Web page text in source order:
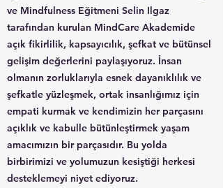
ve Mindfulness Eğitmeni Selin Ilgaz
tarafından kurulan MindCare Akademide
açık fikirlilik, kapsayıcılık, şefkat ve bütünsel
gelişim değerlerini paylaşıyoruz. İnsan
olmanın zorluklarıyla esnek dayanıklılık ve
şefkatle yüzleşmek, ortak insanlığımız için
empati kurmak ve kendimizin her parçasını
açıklık ve kabulle bütünleştirmek yaşam
amacımızın bir parçasıdır. Bu yolda
birbirimizi ve yolumuzun kesiştiği herkesi
desteklemeyi niyet ediyoruz.